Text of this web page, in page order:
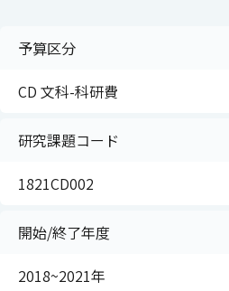
予算区分
CD 文科-科研費
研究課題コード
1821CD002
開始/終了年度
2018~2021年